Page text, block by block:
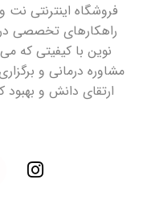
فروشگاه اینترنتی
راهکارهای تخصصی
نوین با کیفیتی که
مشاوره درمانی و
ارتقای دانش و